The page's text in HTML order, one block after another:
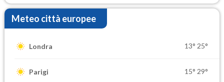
Meteo città europee
Londra 13° 25°
Parigi 15° 29°